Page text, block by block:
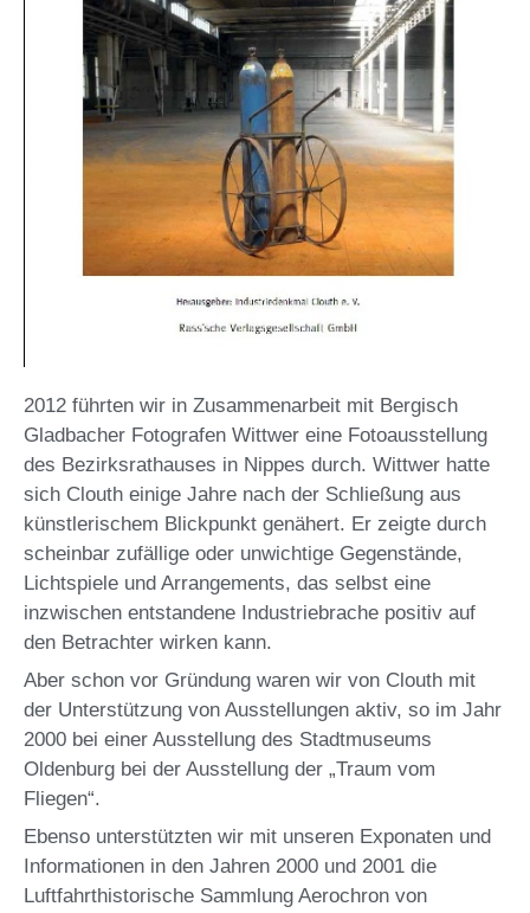
2012 führten wir in Zusammenarbeit mit Bergisch
Gladbacher Fotografen Wittwer eine Fotoausstellung
des Bezirksrathauses in Nippes durch. Wittwer hatte
sich Clouth einige Jahre nach der Schließung aus
künstlerischem Blickpunkt genähert. Er zeigte durch
scheinbar zufällige oder unwichtige Gegenstände,
Lichtspiele und Arrangements, das selbst eine
inzwischen entstandene Industriebrache positiv auf
den Betrachter wirken kann.
Aber schon vor Gründung waren wir von Clouth mit
der Unterstützung von Ausstellungen aktiv, so im Jahr
2000 bei einer Ausstellung des Stadtmuseums
Oldenburg bei der Ausstellung der „Traum vom
Fliegen“.
Ebenso unterstützten wir mit unseren Exponaten und
Informationen in den Jahren 2000 und 2001 die
Luftfahrthistorische Sammlung Aerochron von